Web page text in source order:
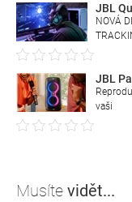
JBL
NOVÁ
JBL
vaši
Musíte vidět...